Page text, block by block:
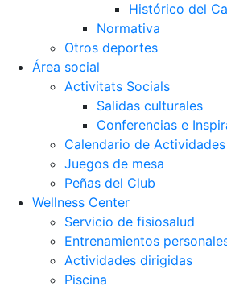
Histórico del
Normativa
Otros deportes
Área social
Activitats Socials
Salidas culturales
Conferencias e
Calendario de
Juegos de mesa
Peñas del Club
Wellness Center
Servicio de fisiosalud
Entrenamientos
Actividades dirigidas
Piscina